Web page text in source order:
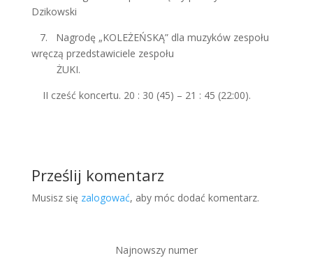
Dzikowski
7. Nagrodę „KOLEŻEŃSKĄ” dla muzyków zespołu
wręczą przedstawiciele zespołu
ŻUKI.
II cześć koncertu. 20 : 30 (45) – 21 : 45 (22:00).
Prześlij komentarz
Musisz się zalogować, aby móc dodać komentarz.
Najnowszy numer